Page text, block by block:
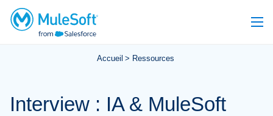
Accueil Ressources
Interview : IA & MuleSoft